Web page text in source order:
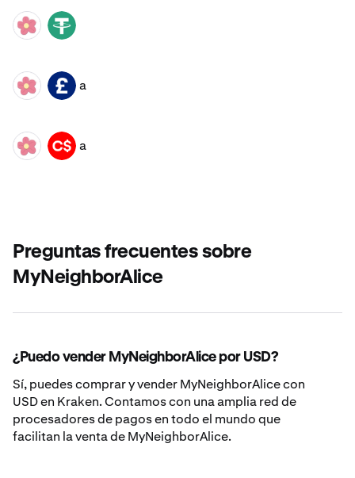
ALICE USDT
ALICE GBP a
ALICE CAD a
Preguntas frecuentes sobre
MyNeighborAlice
¿Puedo vender MyNeighborAlice por USD?
Sí, puedes comprar y vender MyNeighborAlice con
USD en Kraken. Contamos con una amplia red de
procesadores de pagos en todo el mundo que
facilitan la venta de MyNeighborAlice.